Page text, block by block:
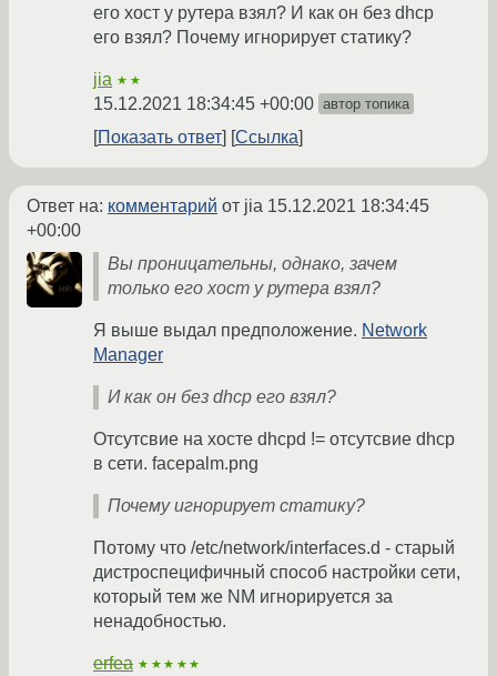
его хост у рутера взял? И как он без dhcp
его взял? Почему игнорирует статику?
jia ★★
15.12.2021 18:34:45 +00:00 автор топика
Показать ответ Ссылка
Ответ на: комментарий от jia 15.12.2021 18:34:45
+00:00
Вы проницательны, однако, зачем
только его хост у рутера взял?
Я выше выдал предположение. Network
Manager
И как он без dhcp его взял?
Отсутсвие на хосте dhcpd != отсутсвие dhcp
в сети. facepalm.png
Почему игнорирует статику?
Потому что /etc/network/interfaces.d - старый
дистроспецифичный способ настройки сети,
который тем же NM игнорируется за
ненадобностью.
erfea ★★★★★